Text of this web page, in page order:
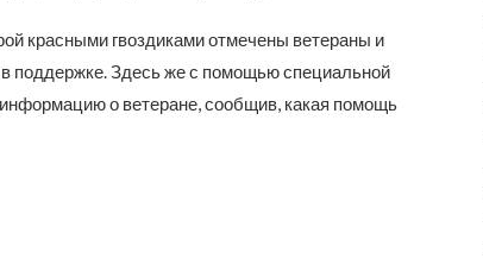
красными гвоздиками отмечены ветераны и
поддержке. Здесь же с помощью специальной
о ветеране, сообщив, какая помощь